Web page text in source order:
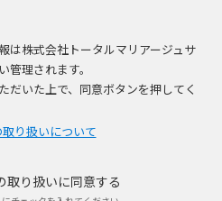
は株式会社トータルマリアージュサ
理されます。
だいた上で、同意ボタンを押してく
り扱いについて
り扱いに同意する